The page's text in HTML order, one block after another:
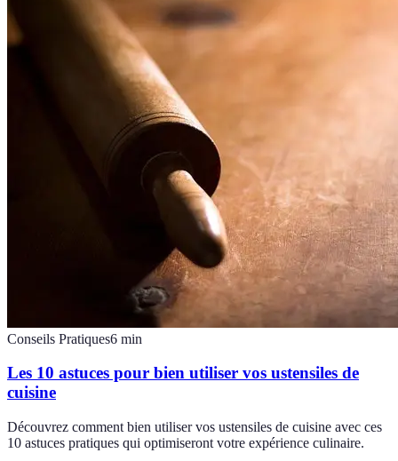
Conseils Pratiques6 min
Les 10 astuces pour bien utiliser vos ustensiles de
cuisine
Découvrez comment bien utiliser vos ustensiles de cuisine avec ces
10 astuces pratiques qui optimiseront votre expérience culinaire.